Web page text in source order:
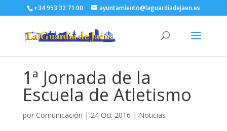
+34 953 32 71 00 ayuntamiento@laguardiadejaen.es
1ª Jornada de la
Escuela de Atletismo
por Comunicación | 24 Oct 2016 | Noticias